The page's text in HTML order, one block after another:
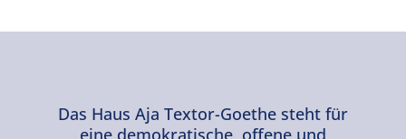
Das Haus Aja Textor-Goethe steht für
eine demokratische, offene und